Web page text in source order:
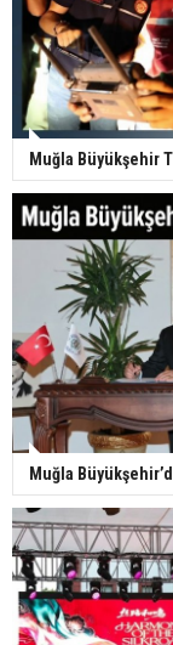
Muğla Büyükşehir
Muğla